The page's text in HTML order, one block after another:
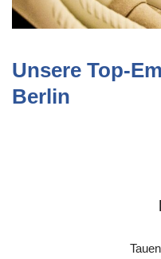
Unsere Top-
Berlin